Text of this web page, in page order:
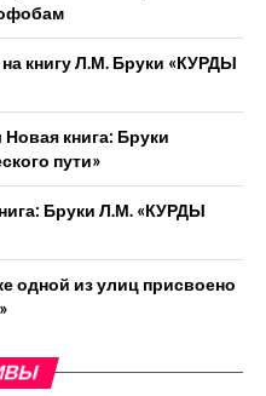
на книгу Л.М. Бруки «КУРДЫ
Новая книга: Бруки
пути»
Бруки Л.М. «КУРДЫ
одной из улиц присвоено